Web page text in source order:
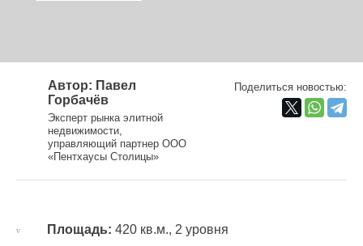
Автор: Павел
Горбачёв
Эксперт рынка элитной
недвижимости,
управляющий партнер ООО
«Пентхаусы Столицы»
Поделиться новостью:
Площадь: 420 кв.м., 2 уровня